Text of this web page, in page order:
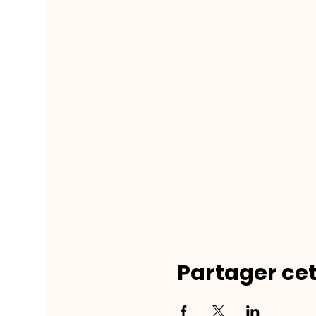
Partager